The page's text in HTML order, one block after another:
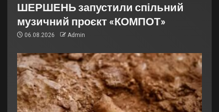
ШЕРШЕНЬ запустили спільний
музичний проєкт «КОМПОТ»
06.08.2026 Admin